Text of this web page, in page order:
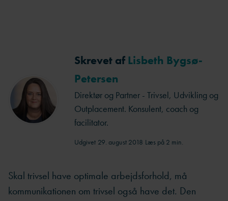
Skrevet af Lisbeth Bygsø-
Petersen
Direktør og Partner - Trivsel, Udvikling og
Outplacement. Konsulent, coach og
facilitator.
Udgivet 29. august 2018 Læs på 2 min.
Skal trivsel have optimale arbejdsforhold, må
kommunikationen om trivsel også have det. Den